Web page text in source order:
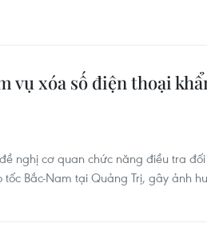
vụ xóa số điện thoại
nghị cơ quan chức năng điều tra
Bắc-Nam tại Quảng Trị, gây ảnh